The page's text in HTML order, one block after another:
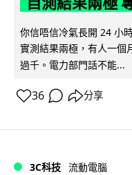
你信唔信冷氣長開 24 小
實測結果兩極，有人一個
過千。電力部門話不能...
36 分享
3C科技 流動電腦